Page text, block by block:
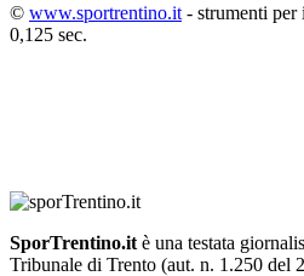
© www.sportrentino.it - strumenti per
0,125 sec.
SporTrentino.it è una testata
Tribunale di Trento (aut. n. 1.250 del